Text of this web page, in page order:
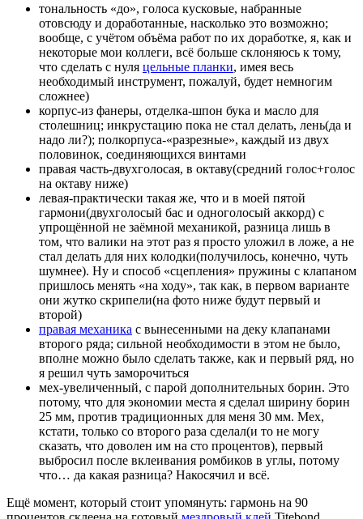
тональность «до», голоса кусковые, набранные
отовсюду и доработанные, насколько это возможно;
вообще, с учётом объёма работ по их доработке, я, как и
некоторые мои коллеги, всё больше склоняюсь к тому,
что сделать с нуля цельные планки, имея весь
необходимый инструмент, пожалуй, будет немногим
сложнее)
корпус-из фанеры, отделка-шпон бука и масло для
столешниц; инкрустацию пока не стал делать, лень(да и
надо ли?); полкорпуса-«разрезные», каждый из двух
половинок, соединяющихся винтами
правая часть-двухголосая, в октаву(средний голос+голос
на октаву ниже)
левая-практически такая же, что и в моей пятой
гармони(двухголосый бас и одноголосый аккорд) с
упрощённой не заёмной механикой, разница лишь в
том, что валики на этот раз я просто уложил в ложе, а не
стал делать для них колодки(получилось, конечно, чуть
шумнее). Ну и способ «сцепления» пружины с клапаном
пришлось менять «на ходу», так как, в первом варианте
они жутко скрипели(на фото ниже будут первый и
второй)
правая механика с вынесенными на деку клапанами
второго ряда; сильной необходимости в этом не было,
вполне можно было сделать также, как и первый ряд, но
я решил чуть заморочиться
мех-увеличенный, с парой дополнительных борин. Это
потому, что для экономии места я сделал ширину борин
25 мм, против традиционных для меня 30 мм. Мех,
кстати, только со второго раза сделал(и то не могу
сказать, что доволен им на сто процентов), первый
выбросил после вклеивания ромбиков в углы, потому
что… да какая разница? Накосячил и всё.
Ещё момент, который стоит упомянуть: гармонь на 90